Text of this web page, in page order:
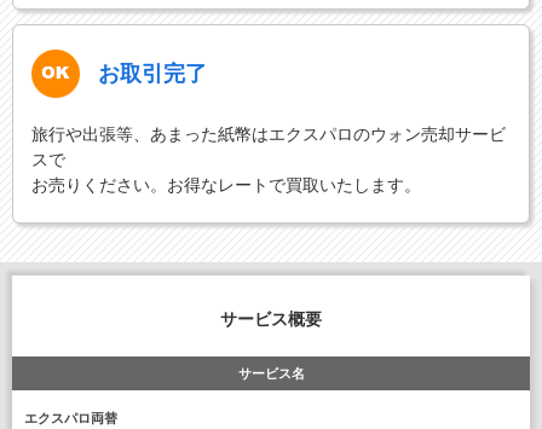
お取引完了
旅行や出張等、あまった紙幣はエクスパロのウォン売却サービ
スで
お売りください。お得なレートで買取いたします。
サービス概要
サービス名
エクスパロ両替